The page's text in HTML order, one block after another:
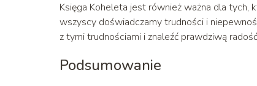
Księga Koheleta jest również ważna dla tych,
wszyscy doświadczamy trudności i
z tymi trudnościami i znaleźć prawdziwą
Podsumowanie